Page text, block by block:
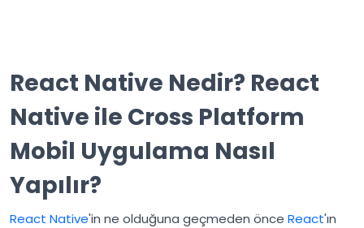
React Native Nedir? React
Native ile Cross Platform
Mobil Uygulama Nasıl
Yapılır?
React Native'in ne olduğuna geçmeden önce React'ın